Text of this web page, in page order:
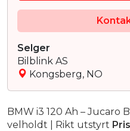
Selger
Bilblink AS
Kongsberg, NO
BMW i3 120 Ah – Jucaro
velholdt | Rikt utstyrt